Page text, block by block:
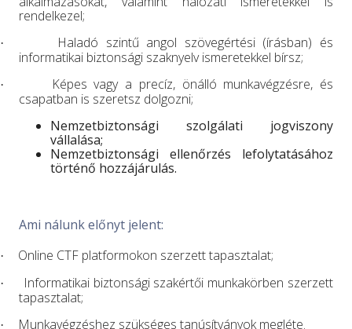
rendelkezel;
·
Haladó szintű angol szövegértési (írásban) és
informatikai biztonsági szaknyelv ismeretekkel bírsz;
·
Képes vagy a precíz, önálló munkavégzésre, és
csapatban is szeretsz dolgozni;
Nemzetbiztonsági szolgálati jogviszony
vállalása;
Nemzetbiztonsági ellenőrzés lefolytatásához
történő hozzájárulás.
Ami nálunk előnyt jelent:
· Online CTF platformokon szerzett tapasztalat;
·
Informatikai biztonsági szakértői munkakörben szerzett
tapasztalat;
· Munkavégzéshez szükséges tanúsítványok megléte.